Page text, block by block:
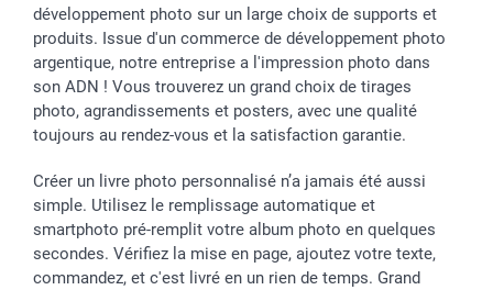
développement photo sur un large choix de supports et
produits. Issue d'un commerce de développement photo
argentique, notre entreprise a l'impression photo dans
son ADN ! Vous trouverez un grand choix de tirages
photo, agrandissements et posters, avec une qualité
toujours au rendez-vous et la satisfaction garantie.
Créer un livre photo personnalisé n’a jamais été aussi
simple. Utilisez le remplissage automatique et
smartphoto pré-remplit votre album photo en quelques
secondes. Vérifiez la mise en page, ajoutez votre texte,
commandez, et c'est livré en un rien de temps. Grand